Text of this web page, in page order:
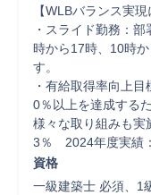
【WLBバランス実
・スライド勤務：
時から17時、10時
す。
・有給取得率向上
0％以上を達成する
様々な取り組みも
3％　2024年度実績
資格
一級建築士 必須、1